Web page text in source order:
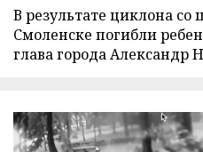
В результате циклона
Смоленске погибли
глава города Александр